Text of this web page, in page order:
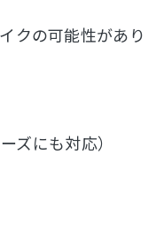
クの可能性があ
ズにも対応）